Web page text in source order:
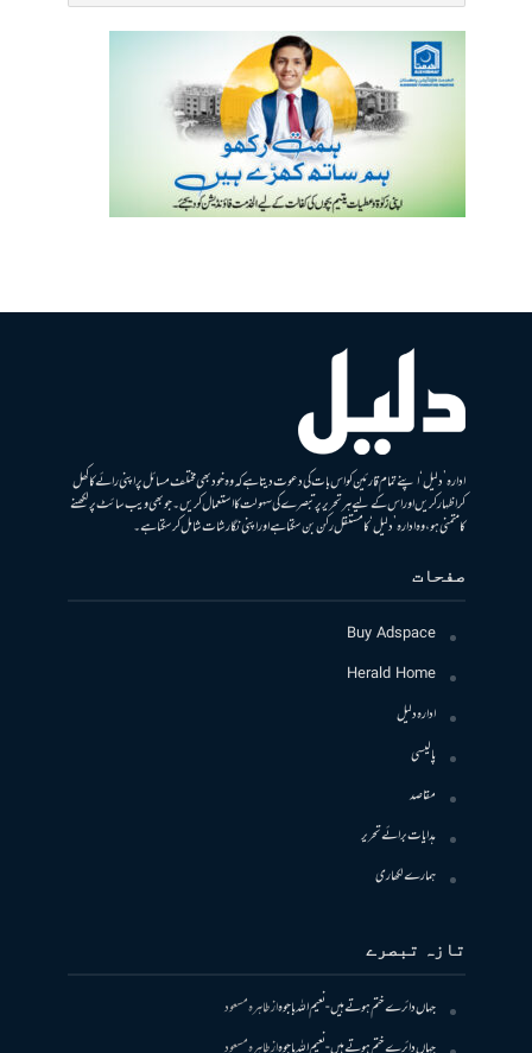
ادارہ ’دلیل‘ اپنے تمام قارئین کو اس بات کی دعوت دیتا ہے کہ وہ خود بھی مختلف مسائل پر اپنی رائے کا کھل
کر اظہار کریں اور اس کے لیے ہر تحریر پر تبصرے کی سہولت کا استعمال کریں۔ جو بھی ویب سائٹ پر لکھنے
کا متمنی ہو، وہ ادارہ ’دلیل‘ کا مستقل رکن بن سکتا ہے اور اپنی نگارشات شامل کرسکتا ہے۔
صفحات
Buy Adspace
Herald Home
ادارہ دلیل
پالیسی
مقاصد
ہدایات برائے تحریر
ہمارے لکھاری
تازہ تبصرے
جہاں دائرے ختم ہوتے ہیں- نعیم اللہ باجوہازطاہرہ مسعود